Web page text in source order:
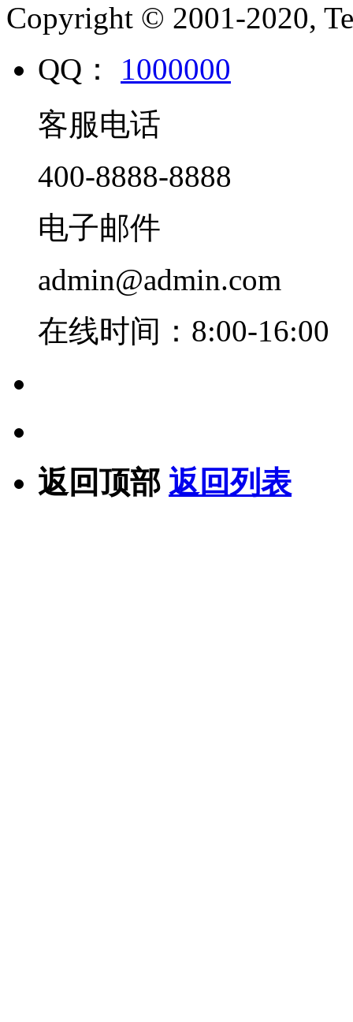
Copyright © 2001-2020,
QQ： 1000000
客服电话
400-8888-8888
电子邮件
admin@admin.com
在线时间：8:00-16:00
返回顶部 返回列表